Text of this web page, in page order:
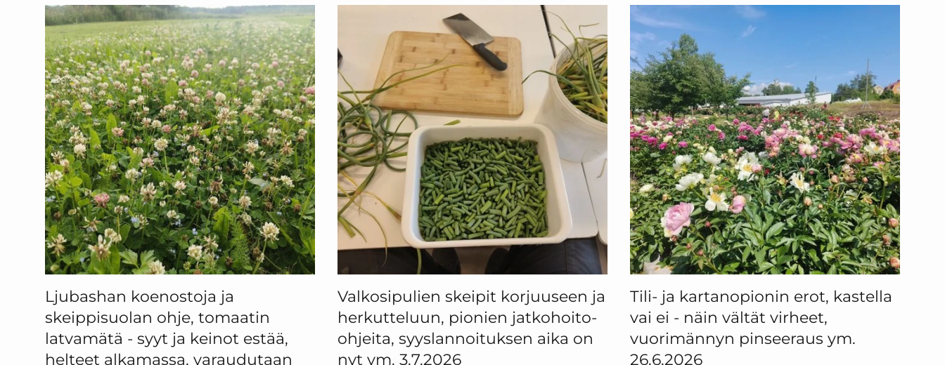
Ljubashan koenostoja ja
skeippisuolan ohje, tomaatin
latvamätä - syyt ja keinot estää,
helteet alkamassa, varaudutaan
Valkosipulien skeipit korjuuseen ja
herkutteluun, pionien jatkohoito-
ohjeita, syyslannoituksen aika on
nyt ym. 3.7.2026
Tili- ja kartanopionin erot, kastella
vai ei - näin vältät virheet,
vuorimännyn pinseeraus ym.
26.6.2026